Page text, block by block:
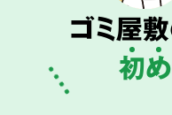
ゴミ屋
初め